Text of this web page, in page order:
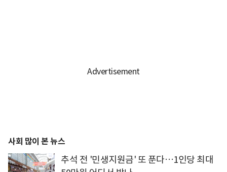
사회 많이 본 뉴스
추석 전 '민생지원금' 또 푼다…1인당 최대